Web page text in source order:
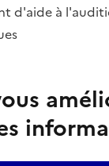
d'aide à